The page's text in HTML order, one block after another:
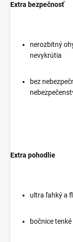
Extra bezpečnosť
nerozbitný
nevykrútia
bez
Extra pohodlie
ultra ľahký a
bočnice